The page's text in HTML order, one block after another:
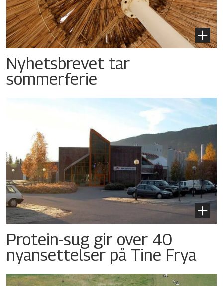
Nyhetsbrevet tar
sommerferie
Protein-sug gir over 40
nyansettelser på Tine Frya